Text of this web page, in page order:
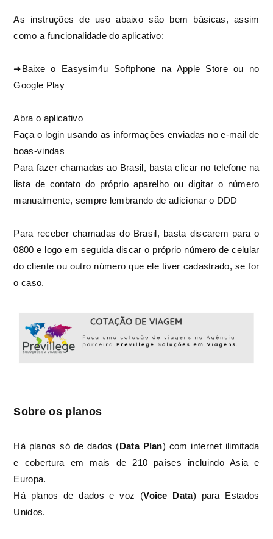
As instruções de uso abaixo são bem básicas, assim
como a funcionalidade do aplicativo:
➜Baixe o Easysim4u Softphone na Apple Store ou no
Google Play
Abra o aplicativo
Faça o login usando as informações enviadas no e-mail de
boas-vindas
Para fazer chamadas ao Brasil, basta clicar no telefone na
lista de contato do próprio aparelho ou digitar o número
manualmente, sempre lembrando de adicionar o DDD
Para receber chamadas do Brasil, basta discarem para o
0800 e logo em seguida discar o próprio número de celular
do cliente ou outro número que ele tiver cadastrado, se for
o caso.
Sobre os planos
Há planos só de dados (Data Plan) com internet ilimitada
e cobertura em mais de 210 países incluindo Asia e
Europa.
Há planos de dados e voz (Voice Data) para Estados
Unidos.